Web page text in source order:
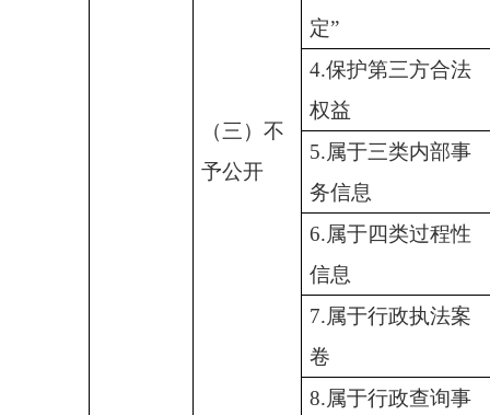
（三）不
予公开
定”
4.保护第三方合法
权益
5.属于三类内部事
务信息
6.属于四类过程性
信息
7.属于行政执法案
卷
8.属于行政查询事